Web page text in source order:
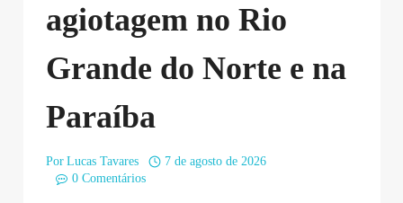
agiotagem no Rio
Grande do Norte e na
Paraíba
Por Lucas Tavares
7 de agosto de 2026
0 Comentários